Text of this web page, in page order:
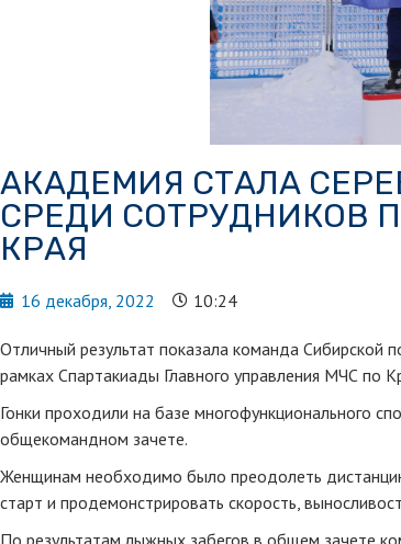
АКАДЕМИЯ СТАЛА
СРЕДИ СОТРУДНИКОВ
КРАЯ
16 декабря, 2022 10:24
Отличный результат показала команда
рамках Спартакиады Главного управления МЧС по
Гонки проходили на базе многофункционального
общекомандном зачете.
Женщинам необходимо было преодолеть
старт и продемонстрировать скорость,
По результатам лыжных забегов в общем зачете